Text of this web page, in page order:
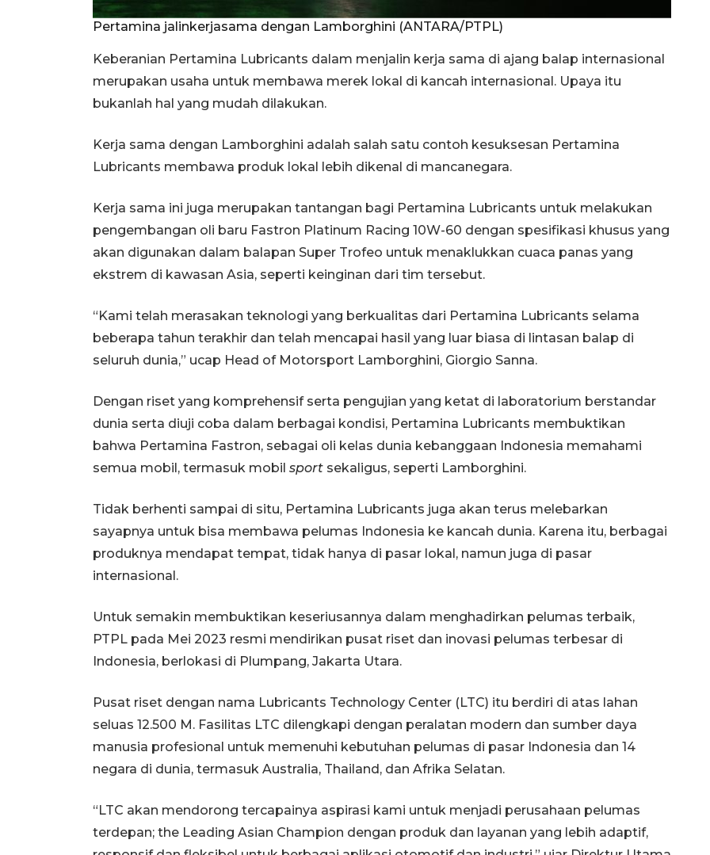
Pertamina jalinkerjasama dengan Lamborghini (ANTARA/PTPL)
Keberanian Pertamina Lubricants dalam menjalin kerja sama di ajang balap internasional
merupakan usaha untuk membawa merek lokal di kancah internasional. Upaya itu
bukanlah hal yang mudah dilakukan.
Kerja sama dengan Lamborghini adalah salah satu contoh kesuksesan Pertamina
Lubricants membawa produk lokal lebih dikenal di mancanegara.
Kerja sama ini juga merupakan tantangan bagi Pertamina Lubricants untuk melakukan
pengembangan oli baru Fastron Platinum Racing 10W-60 dengan spesifikasi khusus yang
akan digunakan dalam balapan Super Trofeo untuk menaklukkan cuaca panas yang
ekstrem di kawasan Asia, seperti keinginan dari tim tersebut.
“Kami telah merasakan teknologi yang berkualitas dari Pertamina Lubricants selama
beberapa tahun terakhir dan telah mencapai hasil yang luar biasa di lintasan balap di
seluruh dunia,” ucap Head of Motorsport Lamborghini, Giorgio Sanna.
Dengan riset yang komprehensif serta pengujian yang ketat di laboratorium berstandar
dunia serta diuji coba dalam berbagai kondisi, Pertamina Lubricants membuktikan
bahwa Pertamina Fastron, sebagai oli kelas dunia kebanggaan Indonesia memahami
semua mobil, termasuk mobil sport sekaligus, seperti Lamborghini.
Tidak berhenti sampai di situ, Pertamina Lubricants juga akan terus melebarkan
sayapnya untuk bisa membawa pelumas Indonesia ke kancah dunia. Karena itu, berbagai
produknya mendapat tempat, tidak hanya di pasar lokal, namun juga di pasar
internasional.
Untuk semakin membuktikan keseriusannya dalam menghadirkan pelumas terbaik,
PTPL pada Mei 2023 resmi mendirikan pusat riset dan inovasi pelumas terbesar di
Indonesia, berlokasi di Plumpang, Jakarta Utara.
Pusat riset dengan nama Lubricants Technology Center (LTC) itu berdiri di atas lahan
seluas 12.500 M. Fasilitas LTC dilengkapi dengan peralatan modern dan sumber daya
manusia profesional untuk memenuhi kebutuhan pelumas di pasar Indonesia dan 14
negara di dunia, termasuk Australia, Thailand, dan Afrika Selatan.
“LTC akan mendorong tercapainya aspirasi kami untuk menjadi perusahaan pelumas
terdepan; the Leading Asian Champion dengan produk dan layanan yang lebih adaptif,